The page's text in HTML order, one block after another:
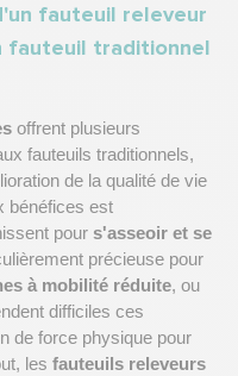
fauteuil releveur
fauteuil traditionnel
offrent plusieurs
fauteuils traditionnels,
de la qualité de vie
bénéfices est
pour s'asseoir et se
précieuse pour
à mobilité réduite, ou
difficiles ces
de force physique pour
les fauteuils releveurs